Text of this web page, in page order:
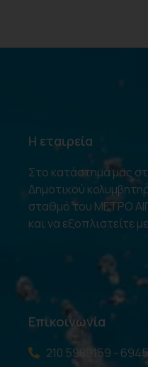
Η εταιρεία
Στο κατάστημά μας
Δημοτικού
σταθμό του ΜΕΤΡΟ
και να εξοπλιστείτε
Επικοινωνία
210 5989159 -